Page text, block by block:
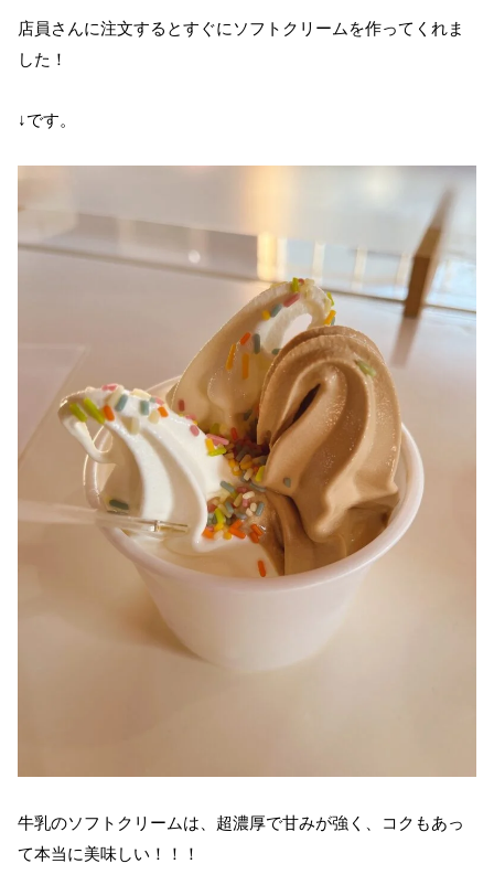
店員さんに注文するとすぐにソフトクリームを作ってくれま
した！
↓です。
牛乳のソフトクリームは、超濃厚で甘みが強く、コクもあっ
て本当に美味しい！！！